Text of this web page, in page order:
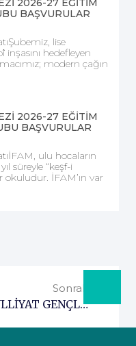
2026-27 EĞİTİM
BAŞVURULAR
lise
hedefleyen
modern çağın
2026-27 EĞİTİM
BAŞVURULAR
ulu hocaların
süreyle “keşf-i
okuludur. İFAM’ın var
Sonraki
KÜLLİYAT GENÇLİĞİ SAHADA